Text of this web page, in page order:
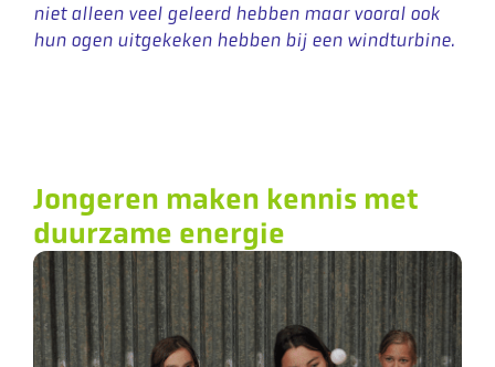
niet alleen veel geleerd hebben maar vooral ook
hun ogen uitgekeken hebben bij een windturbine.
Jongeren maken kennis met
duurzame energie